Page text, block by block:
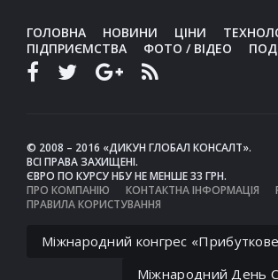
ГОЛОВНА НОВИНИ ЦІНИ
ПІДПРИЄМСТВА
ФОТО / ВІДЕО
© 2008 – 2016 «ДИКУН ГЛОБАЛ КОНСАЛТ».
ВСІ ПРАВА ЗАХИЩЕНІ.
ЄВРО ПО КУРСУ НБУ НЕ МЕНШЕ 33 ГРН.
ПРО КОМПАНІЮ
КОНТАКТНА ІНФОРМАЦІЯ
ПРАВИЛА КОРИСТУВАННЯ
Міжнародний конгрес
Міжнародний День